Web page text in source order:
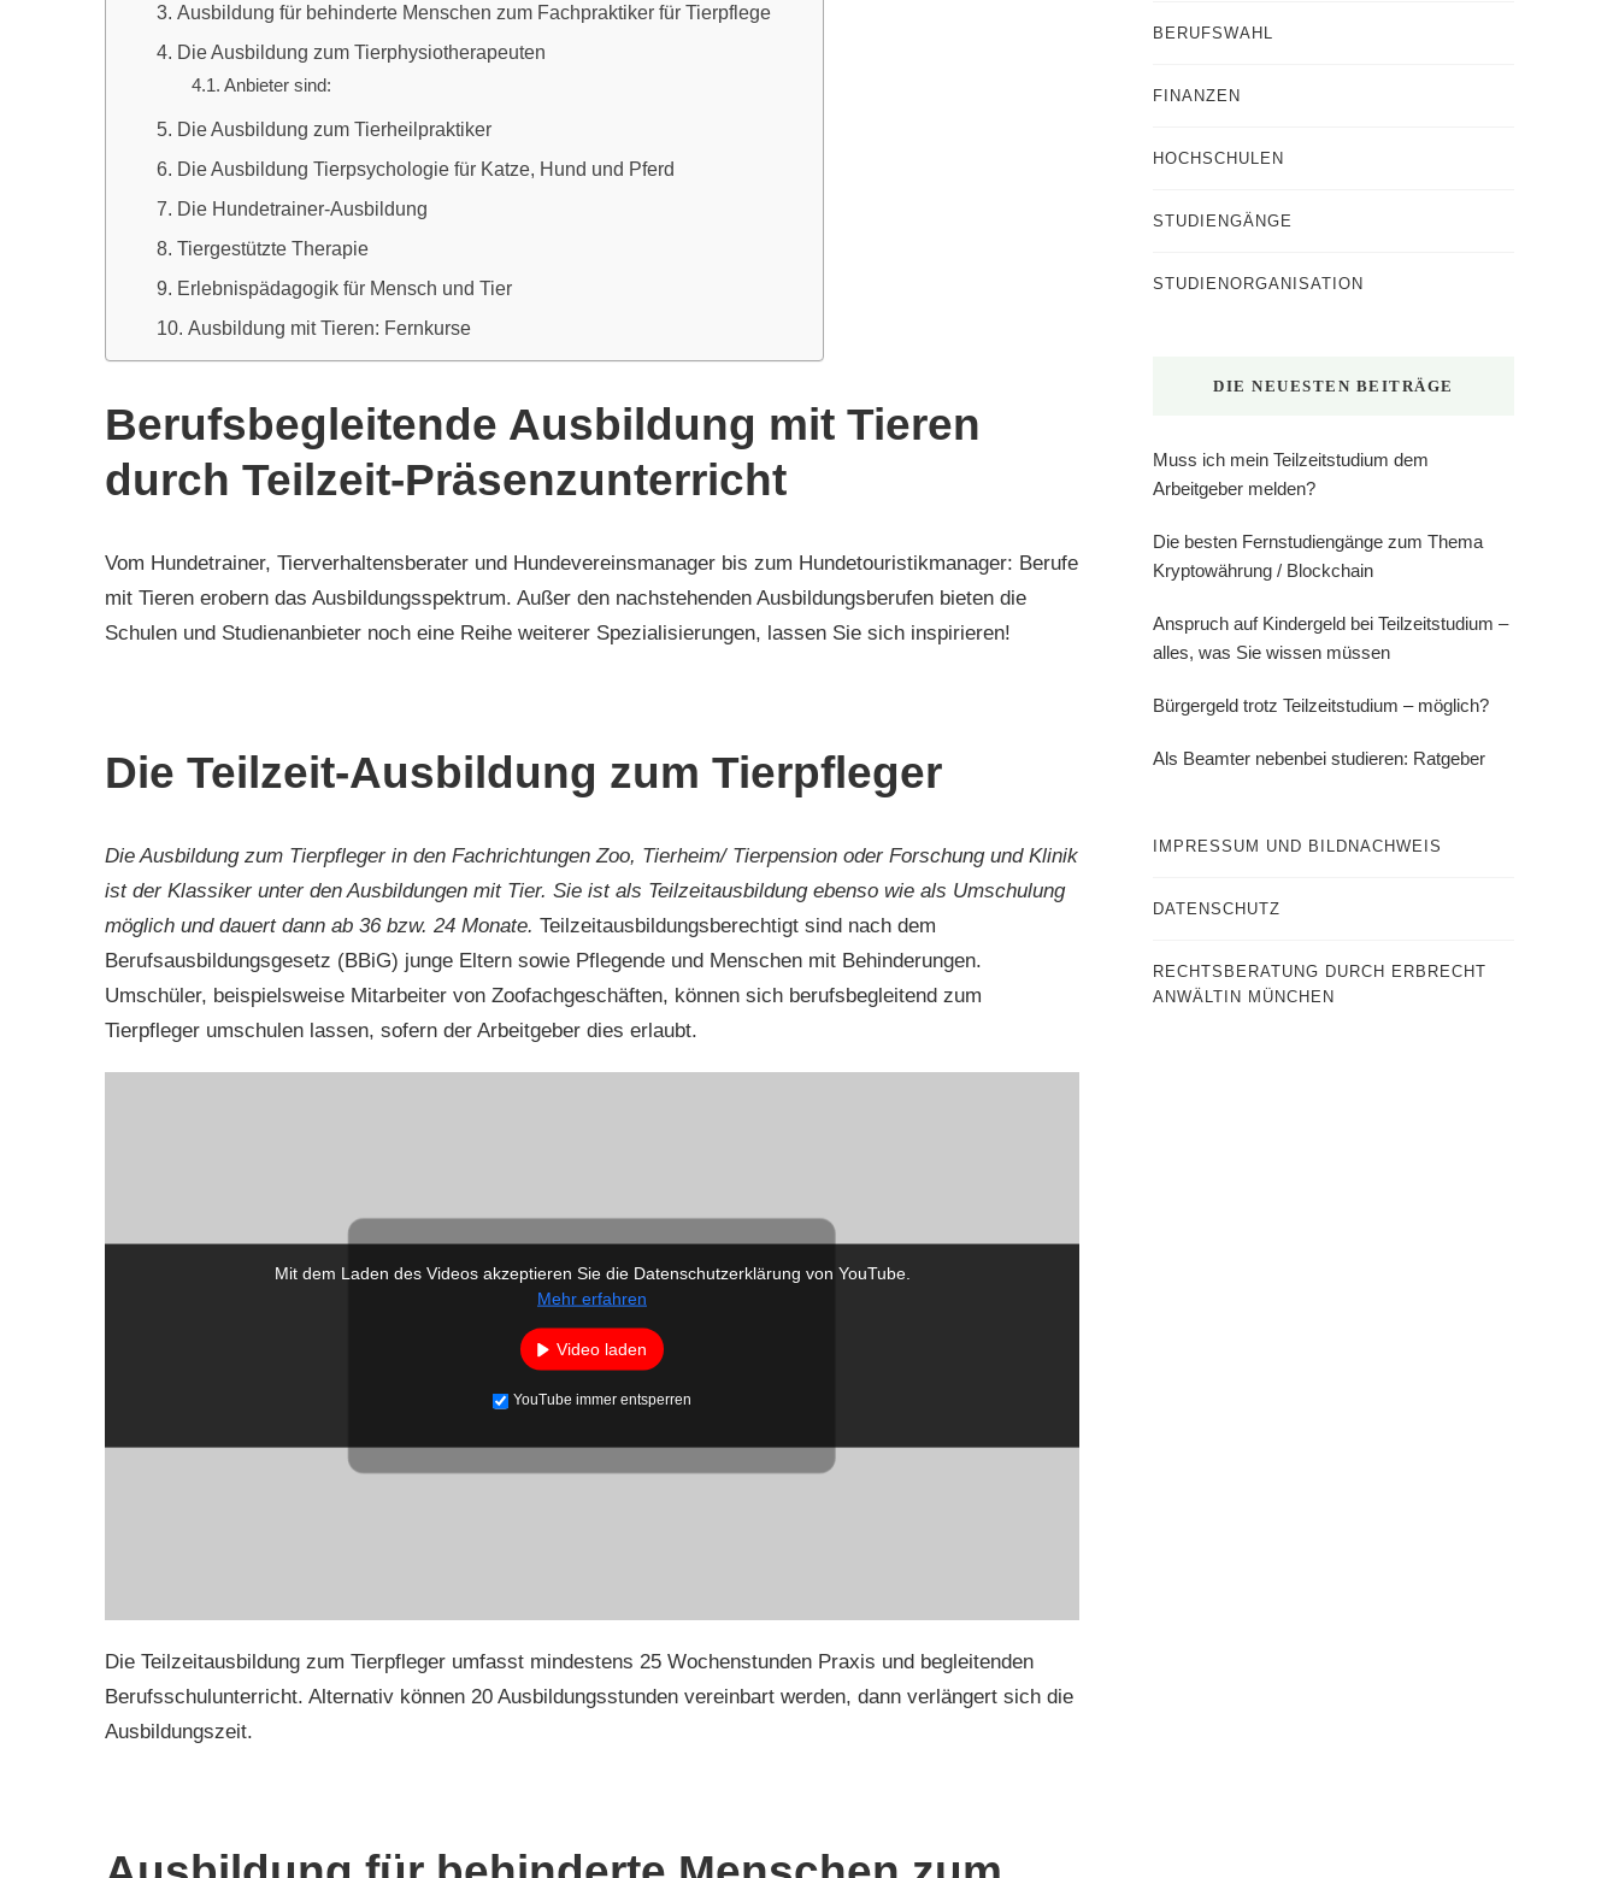
Ausbildung für behinderte Menschen zum Fachpraktiker für Tierpflege
Die Ausbildung zum Tierphysiotherapeuten
Anbieter sind:
Die Ausbildung zum Tierheilpraktiker
Die Ausbildung Tierpsychologie für Katze, Hund und Pferd
Die Hundetrainer-Ausbildung
Tiergestützte Therapie
Erlebnispädagogik für Mensch und Tier
Ausbildung mit Tieren: Fernkurse
Berufsbegleitende Ausbildung mit Tieren
durch Teilzeit-Präsenzunterricht
Vom Hundetrainer, Tierverhaltensberater und Hundevereinsmanager bis zum Hundetouristikmanager: Berufe
mit Tieren erobern das Ausbildungsspektrum. Außer den nachstehenden Ausbildungsberufen bieten die
Schulen und Studienanbieter noch eine Reihe weiterer Spezialisierungen, lassen Sie sich inspirieren!
Die Teilzeit-Ausbildung zum Tierpfleger
Die Ausbildung zum Tierpfleger in den Fachrichtungen Zoo, Tierheim/ Tierpension oder Forschung und Klinik
ist der Klassiker unter den Ausbildungen mit Tier. Sie ist als Teilzeitausbildung ebenso wie als Umschulung
möglich und dauert dann ab 36 bzw. 24 Monate. Teilzeitausbildungsberechtigt sind nach dem
Berufsausbildungsgesetz (BBiG) junge Eltern sowie Pflegende und Menschen mit Behinderungen.
Umschüler, beispielsweise Mitarbeiter von Zoofachgeschäften, können sich berufsbegleitend zum
Tierpfleger umschulen lassen, sofern der Arbeitgeber dies erlaubt.
Mit dem Laden des Videos akzeptieren Sie die Datenschutzerklärung von YouTube.
Mehr erfahren
Video laden
YouTube immer entsperren
Die Teilzeitausbildung zum Tierpfleger umfasst mindestens 25 Wochenstunden Praxis und begleitenden
Berufsschulunterricht. Alternativ können 20 Ausbildungsstunden vereinbart werden, dann verlängert sich die
Ausbildungszeit.
BERUFSWAHL
FINANZEN
HOCHSCHULEN
STUDIENGÄNGE
STUDIENORGANISATION
DIE NEUESTEN BEITRÄGE
Muss ich mein Teilzeitstudium dem
Arbeitgeber melden?
Die besten Fernstudiengänge zum Thema
Kryptowährung / Blockchain
Anspruch auf Kindergeld bei Teilzeitstudium –
alles, was Sie wissen müssen
Bürgergeld trotz Teilzeitstudium – möglich?
Als Beamter nebenbei studieren: Ratgeber
IMPRESSUM UND BILDNACHWEIS
DATENSCHUTZ
RECHTSBERATUNG DURCH ERBRECHT
ANWÄLTIN MÜNCHEN